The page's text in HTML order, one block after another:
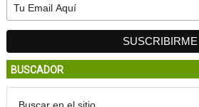
BUSCADOR